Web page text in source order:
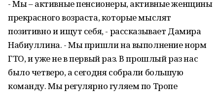
- Мы – активные пенсионеры, активные женщины
прекрасного возраста, которые мыслят
позитивно и ищут себя, - рассказывает Дамира
Набиуллина. - Мы пришли на выполнение норм
ГТО, и уже не в первый раз. В прошлый раз нас
было четверо, а сегодня собрали большую
команду. Мы регулярно гуляем по Тропе